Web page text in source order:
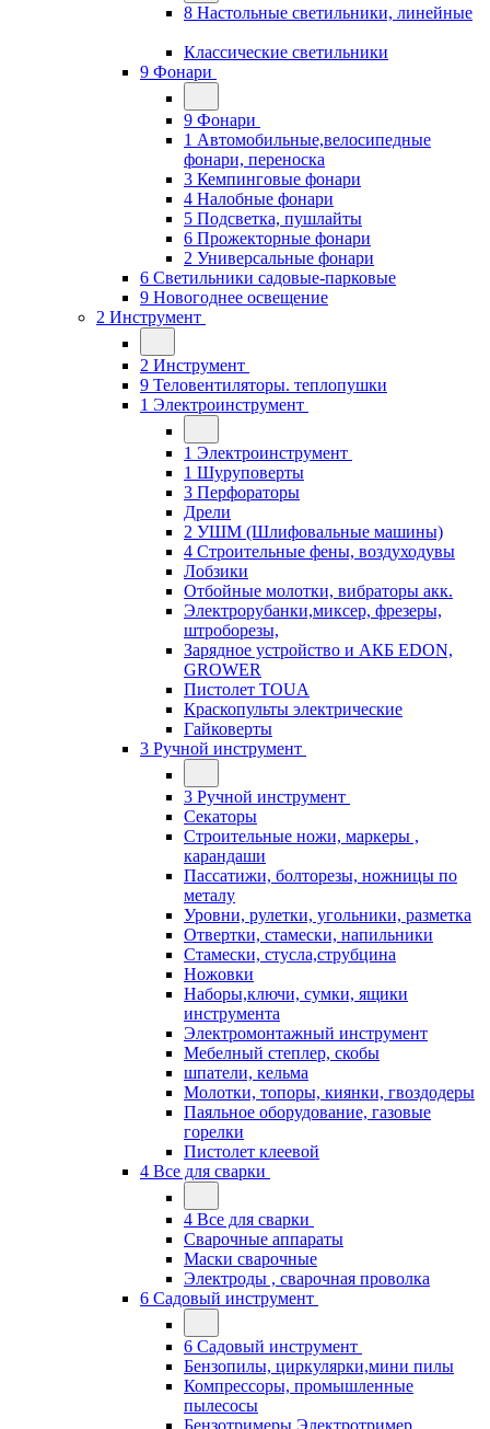
8 Настольные светильники, линейные
Классические светильники
9 Фонари
9 Фонари
1 Автомобильные,велосипедные
фонари, переноска
3 Кемпинговые фонари
4 Налобные фонари
5 Подсветка, пушлайты
6 Прожекторные фонари
2 Универсальные фонари
6 Светильники садовые-парковые
9 Новогоднее освещение
2 Инструмент
2 Инструмент
9 Теловентиляторы. теплопушки
1 Электроинструмент
1 Электроинструмент
1 Шуруповерты
3 Перфораторы
Дрели
2 УШМ (Шлифовальные машины)
4 Строительные фены, воздуходувы
Лобзики
Отбойные молотки, вибраторы акк.
Электрорубанки,миксер, фрезеры,
штроборезы,
Зарядное устройство и АКБ EDON,
GROWER
Пистолет TOUA
Краскопульты электрические
Гайковерты
3 Ручной инструмент
3 Ручной инструмент
Cекаторы
Строительные ножи, маркеры ,
карандаши
Пассатижи, болторезы, ножницы по
металу
Уровни, рулетки, угольники, разметка
Отвертки, стамески, напильники
Стамески, стусла,струбцина
Ножовки
Наборы,ключи, сумки, ящики
инструмента
Электромонтажный инструмент
Мебелный степлер, скобы
шпатели, кельма
Молотки, топоры, киянки, гвоздодеры
Паяльное оборудование, газовые
горелки
Пистолет клеевой
4 Все для сварки
4 Все для сварки
Сварочные аппараты
Маски сварочные
Электроды , сварочная проволка
6 Садовый инструмент
6 Садовый инструмент
Бензопилы, циркулярки,мини пилы
Компрессоры, промышленные
пылесосы
Бензотримеры,Электротример,